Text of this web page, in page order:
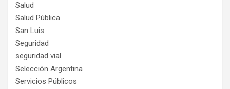
Salud
Salud Pública
San Luis
Seguridad
seguridad vial
Selección Argentina
Servicios Públicos